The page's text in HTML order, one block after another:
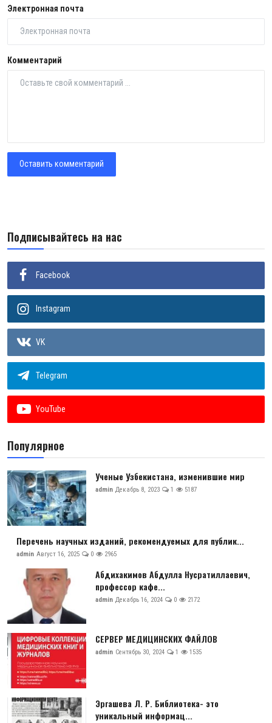
Электронная почта
Комментарий
Оставить комментарий
Подписывайтесь на нас
Facebook
Instagram
VK
Telegram
YouTube
Популярное
Ученые Узбекистана, изменившие мир
admin Декабрь 8, 2023 1 5187
Перечень научных изданий, рекомендуемых для публик...
admin Август 16, 2025 0 2965
Абдихакимов Абдулла Нусратиллаевич,
профессор кафе...
admin Декабрь 16, 2024 0 2172
СЕРВЕР МЕДИЦИНСКИХ ФАЙЛОВ
admin Сентябрь 30, 2024 1 1535
Эргашева Л. Р. Библиотека- это
уникальный информац...